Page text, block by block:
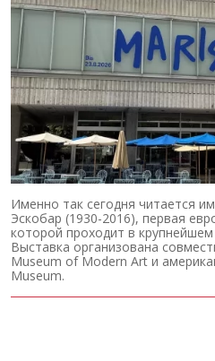
Именно так сегодня читается
Эскобар (1930-2016), первая
которой проходит в
Выставка организована
Museum of Modern Art и
Museum.